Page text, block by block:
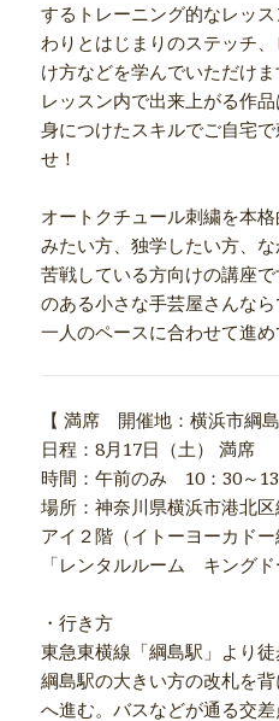
するトレーニング的なレッ
わりとはじまりのステッチ
け方などを学んでいただけま
レッスン内で出来上がる作
身につけたスキルでご自宅
せ！
オートクチュール刺繍を本
みたい方、独学したい方、
苦戦している方向けの講座
のある小さな手芸屋さんな
一人のペースに合わせて進め
【 満席 開催地：横浜市綱
日程：8月17日（土） 満席
時間：午前のみ 10：30～
場所：神奈川県横浜市港北
アイ２階（イトーヨーカドー
「レンタルルーム キングド
・行き方
東急東横線「綱島駅」より
綱島駅の大きい方の改札を
へ進む。バスなどが通る交